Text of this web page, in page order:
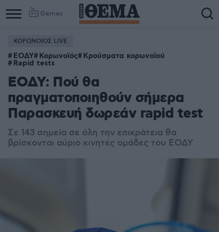
Games
ΚΟΡΩΝΟΙΟΣ LIVE
ΕΟΔΥ Κορωνοϊός Κρούσματα κορωνοϊού
Rapid tests
ΕΟΔΥ: Πού θα
πραγματοποιηθούν σήμερα
Παρασκευή δωρεάν rapid test
Σε 143 σημεία σε όλη την επικράτεια θα
βρίσκονται αύριο κινητές ομάδες του ΕΟΔΥ